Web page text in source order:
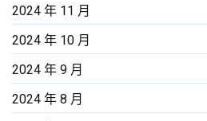
2024 年 11 月
2024 年 10 月
2024 年 9 月
2024 年 8 月